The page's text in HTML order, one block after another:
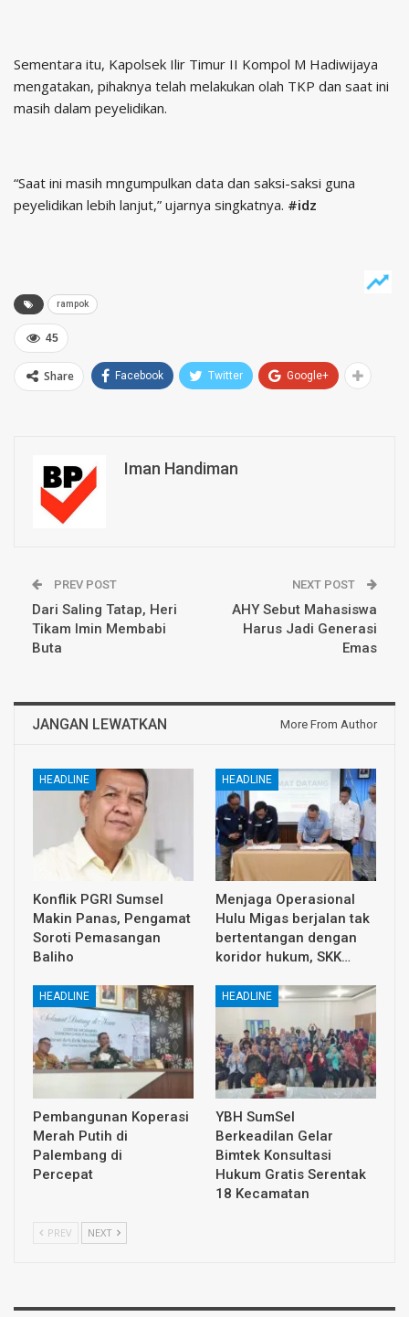
Sementara itu, Kapolsek Ilir Timur II Kompol M Hadiwijaya
mengatakan, pihaknya telah melakukan olah TKP dan saat ini
masih dalam peyelidikan.
“Saat ini masih mngumpulkan data dan saksi-saksi guna
peyelidikan lebih lanjut,” ujarnya singkatnya. #idz
rampok
45
Share Facebook Twitter Google+
Iman Handiman
PREV POST
Dari Saling Tatap, Heri
Tikam Imin Membabi
Buta
NEXT POST
AHY Sebut Mahasiswa
Harus Jadi Generasi
Emas
JANGAN LEWATKAN More From Author
HEADLINE
Konflik PGRI Sumsel
Makin Panas, Pengamat
Soroti Pemasangan
Baliho
HEADLINE
Menjaga Operasional
Hulu Migas berjalan tak
bertentangan dengan
koridor hukum, SKK…
HEADLINE
Pembangunan Koperasi
Merah Putih di
Palembang di
Percepat
HEADLINE
YBH SumSel
Berkeadilan Gelar
Bimtek Konsultasi
Hukum Gratis Serentak
18 Kecamatan
PREV NEXT